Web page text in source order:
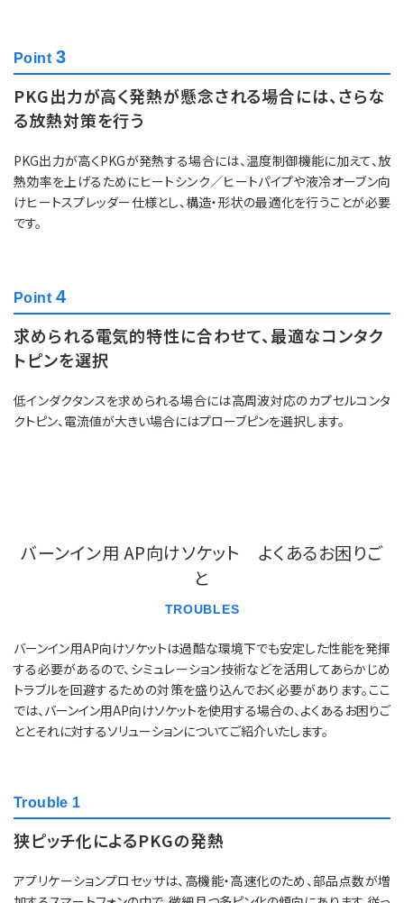
Point 3
PKG出力が高く発熱が懸念される場合には、さらな
る放熱対策を行う
PKG出力が高くPKGが発熱する場合には、温度制御機能に加えて、放
熱効率を上げるためにヒートシンク／ヒートパイプや液冷オーブン向
けヒートスプレッダー仕様とし、構造・形状の最適化を行うことが必要
です。
Point 4
求められる電気的特性に合わせて、最適なコンタク
トピンを選択
低インダクタンスを求められる場合には高周波対応のカプセルコンタ
クトピン、電流値が大きい場合にはプローブピンを選択します。
バーンイン用 AP向けソケット よくあるお困りご
と
TROUBLES
バーンイン用AP向けソケットは過酷な環境下でも安定した性能を発揮
する必要があるので、シミュレーション技術などを活用してあらかじめ
トラブルを回避するための対策を盛り込んでおく必要があります。ここ
では、バーンイン用AP向けソケットを使用する場合の、よくあるお困りご
ととそれに対するソリューションについてご紹介いたします。
Trouble 1
狭ピッチ化によるPKGの発熱
アプリケーションプロセッサは、高機能・高速化のため、部品点数が増